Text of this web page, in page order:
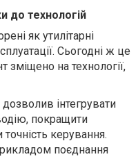
до технологій
як утилітарні
Сьогодні ж це
зміщено на технології,
інтегрувати
покращити
керування.
поєднання